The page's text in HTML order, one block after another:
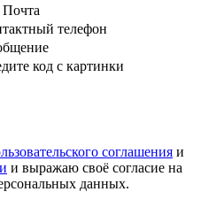
телефон
код с картинки
соглашения и
и выражаю своё согласие на
данных.